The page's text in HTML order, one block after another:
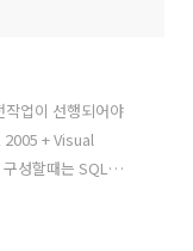
업이 선행되어야
2005 + Visual
성할때는 SQL
. VS2008을 먼저 깔